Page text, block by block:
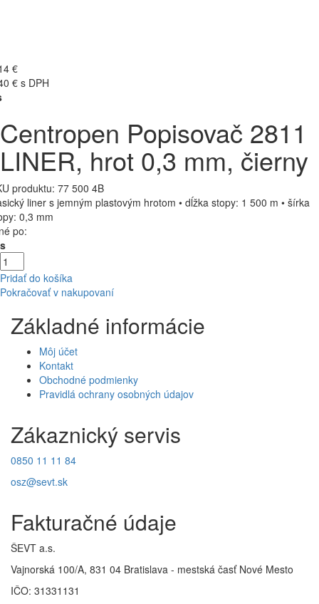
€
€ s DPH
Centropen Popisovač 2811
LINER, hrot 0,3 mm, čierny
produktu: 77 500 4B
liner s jemným plastovým hrotom • dĺžka stopy: 1 500 m • šírka
0,3 mm
po:
Pridať do košíka
Pokračovať v nakupovaní
Základné informácie
Môj účet
Kontakt
Obchodné podmienky
Pravidlá ochrany osobných údajov
Zákaznický servis
0850 11 11 84
osz@sevt.sk
Fakturačné údaje
ŠEVT a.s.
Vajnorská 100/A, 831 04 Bratislava - mestská časť Nové Mesto
IČO: 31331131